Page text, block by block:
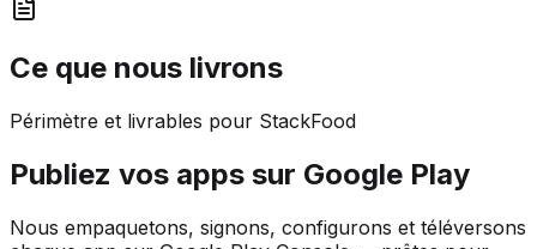
Ce que nous livrons
Périmètre et livrables pour StackFood
Publiez vos apps sur Google Play
Nous empaquetons, signons, configurons et téléversons